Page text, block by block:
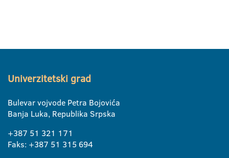
Univerzitetski grad
Bulevar vojvode Petra Bojovića
Banja Luka, Republika Srpska
+387 51 321 171
Faks: +387 51 315 694